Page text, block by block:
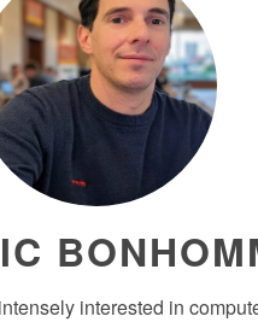
interested in